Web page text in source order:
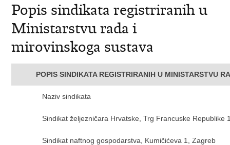
Popis sindikata registriranih u
Ministarstvu rada i
mirovinskoga sustava
POPIS SINDIKATA REGISTRIRANIH U MINISTARSTVU
Naziv sindikata
Sindikat željezničara Hrvatske, Trg Francuske Republike
Sindikat naftnog gospodarstva, Kumičićeva 1, Zagreb